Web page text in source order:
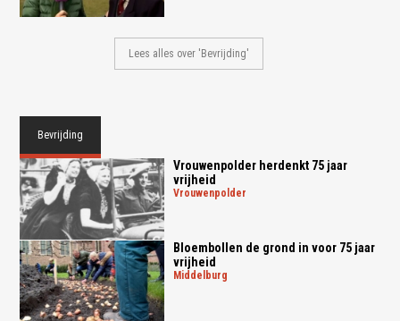
Lees alles over 'Bevrijding'
Bevrijding
Vrouwenpolder herdenkt 75 jaar
vrijheid
vrouwenpolder
Bloembollen de grond in voor 75 jaar
vrijheid
middelburg